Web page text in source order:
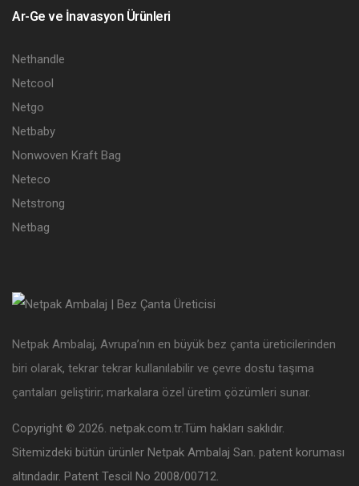
Netpak Ambalaj, Avrupa’nın en büyük bez çanta üreticilerinden
biri olarak, tekrar tekrar kullanılabilir ve çevre dostu taşıma
çantaları geliştirir; markalara özel üretim çözümleri sunar.
Copyright © 2026. netpak.com.tr.Tüm hakları saklıdır.
Sitemizdeki bütün ürünler Netpak Ambalaj San. patent koruması
altındadır. Patent Tescil No 2008/00712.
Ar-Ge ve İnavasyon Ürünleri
Nethandle
Netcool
Netgo
Netbaby
Nonwoven Kraft Bag
Neteco
Netstrong
Netbag